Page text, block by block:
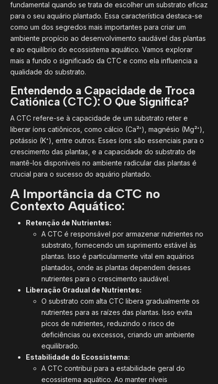
fundamental quando se trata de escolher um substrato eficaz
para o seu aquário plantado. Essa característica destaca-se
como um dos segredos mais importantes para criar um
ambiente propício ao desenvolvimento saudável das plantas
e ao equilíbrio do ecossistema aquático. Vamos explorar
mais a fundo o significado da CTC e como ela influencia a
qualidade do substrato.
Entendendo a Capacidade de Troca
Catiónica (CTC): O Que Significa?
A CTC refere-se à capacidade de um substrato reter e
liberar íons catiônicos, como cálcio (Ca²⁺), magnésio (Mg²⁺),
potássio (K⁺), entre outros. Esses íons são essenciais para o
crescimento das plantas, e a capacidade do substrato de
mantê-los disponíveis no ambiente radicular das plantas é
crucial para o sucesso do aquário plantado.
A Importância da CTC no
Contexto Aquático:
Retenção de Nutrientes:
A CTC é responsável por armazenar nutrientes no
substrato, fornecendo um suprimento estável às
plantas. Isso é particularmente vital em aquários
plantados, onde as plantas dependem desses
nutrientes para o crescimento saudável.
Liberação Gradual de Nutrientes:
O substrato com alta CTC libera gradualmente os
nutrientes para as raízes das plantas. Isso evita
picos de nutrientes, reduzindo o risco de
deficiências ou excessos, criando um ambiente
equilibrado.
Estabilidade do Ecossistema:
A CTC contribui para a estabilidade geral do
ecossistema aquático. Ao manter níveis